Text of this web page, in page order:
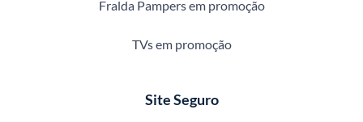
Fralda Pampers em promoção
TVs em promoção
Site Seguro